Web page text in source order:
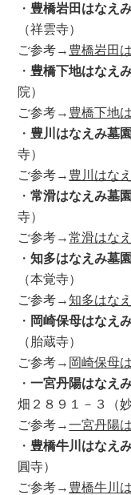
・ 豊橋岩田はなえ
（祥雲寺）
ご参考→ 豊橋岩田
・ 豊橋下地はなえ
院）
ご参考→ 豊橋下地
・ 豊川はなえみ墓
寺）
ご参考→ 豊川はな
・常滑はなえみ墓
寺）
ご参考→常滑はな
・知多はなえみ墓
（本覚寺）
ご参考→知多はな
・ 岡崎保母はなえ
（胎蔵寺）
ご参考→ 岡崎保母
・一宮丹陽はなえ
畑２８９１－３（妙
ご参考→一宮丹陽
・ 豊橋牛川はなえ
圓寺）
ご参考→ 豊橋牛川